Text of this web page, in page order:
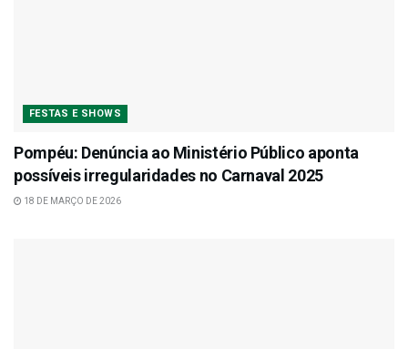
FESTAS E SHOWS
Pompéu: Denúncia ao Ministério Público aponta
possíveis irregularidades no Carnaval 2025
18 DE MARÇO DE 2026